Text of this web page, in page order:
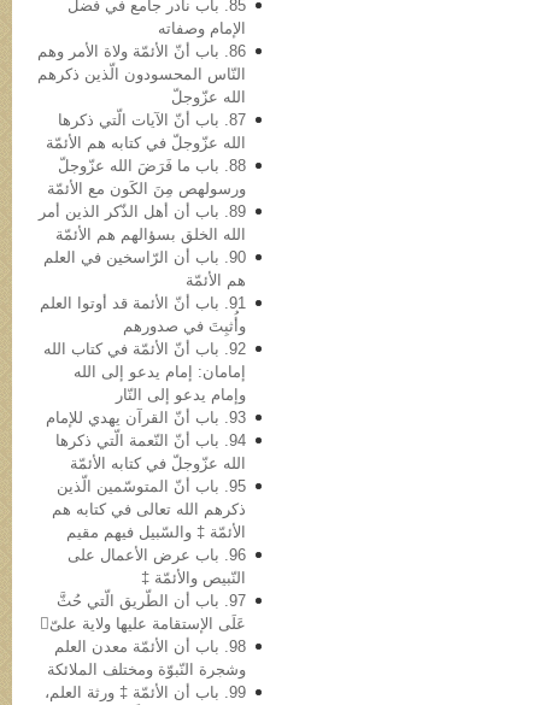
85. باب نادر جامع في فضل
الإمام وصفاته
86. باب أنّ الأئمّة ولاة الأمر وهم
النّاس المحسودون الّذین ذکرهم
الله عزّوجلّ
87. باب أنّ الآیات الّتي ذکرها
الله عزّوجلّ في کتابه هم الأئمّة
88. باب ما فَرَضَ الله عزّوجلّ
ورسولهص مِنَ الکَون مع الأئمّة
89. باب أن أهل الذّکر الذین أمر
الله الخلق بسؤالهم هم الأئمّة
90. باب أن الرّاسخین في العلم
هم الأئمّة
91. باب أنّ الأئمة قد أوتوا العلم
وأُثبِتَ في صدورهم
92. باب أنّ الأئمّة في کتاب الله
إمامان: إمام یدعو إلى الله
وإمام یدعو إلى النّار
93. باب أنّ القرآن یهدي للإمام
94. باب أنّ النّعمة الّتي ذکرها
الله عزّوجلّ في کتابه الأئمّة
95. باب أنّ المتوسّمین الّذین
ذکرهم الله تعالى في کتابه هم
الأئمّة ‡ والسّبیل فیهم مقیم
96. باب عرض الأعمال علی
النّبيص والأئمّة ‡
97. باب أن الطّریق الّتي حُثَّ
عَلَی الإستقامة علیها ولایة علیّ
98. باب أن الأئمّة معدن العلم
وشجرة النّبوّة ومختلف الملائکة
99. باب أن الأئمّة ‡ ورثة العلم،